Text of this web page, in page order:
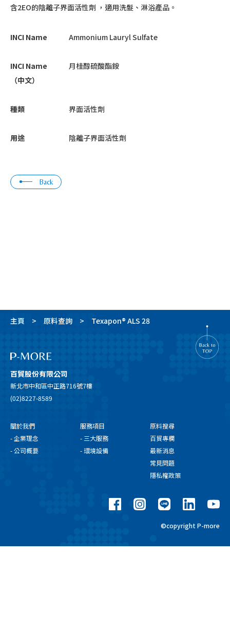
含2EO的陰離子界面活性劑 ，適用洗髮、淋浴產品。
INCI Name Ammonium Lauryl Sulfate
INCI Name
（中文）
月桂醇硫酸酯銨
種類 界面活性劑
用途 陰離子界面活性劑
Back
主頁 原料查詢 Texapon® ALS 28
百貿股份有限公司
新北市中和區中正路716號7樓
(02)8227-8589
關於我們
- 企業理念
- 公司概要
服務項目
- 三大服務
- 環境設備
原料搜尋
百貿專欄
最新消息
常見問題
隱私權政策
©copyright P-more